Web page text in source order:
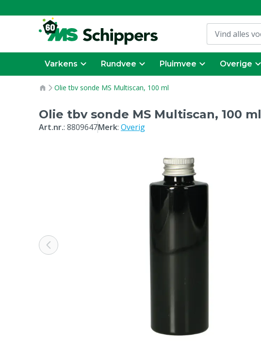
Varkens Rundvee Pluimvee Overige
Olie tbv sonde MS Multiscan, 100 ml
Olie tbv sonde MS Multiscan, 100 ml
Art.nr.: 8809647Merk: Overig